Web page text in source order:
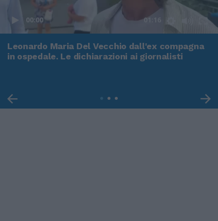
00:00 01:16
Leonardo Maria Del Vecchio dall'ex compagna
in ospedale. Le dichiarazioni ai giornalisti